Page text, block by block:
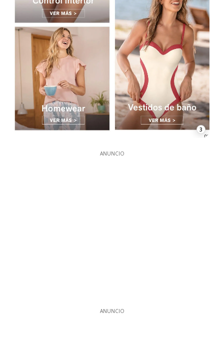
3
ANUNCIO
ANUNCIO